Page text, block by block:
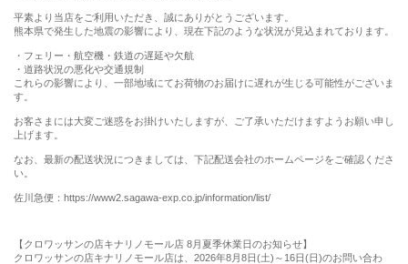
平素より当店をご利用いただき、誠にありがとうございます。
熊本県で発生した地震の影響により、現在下記のような状況が見込まれております。
・フェリー・航空機・鉄道の遅延や欠航
・道路状況の悪化や交通規制
これらの影響により、一部地域にてお荷物のお届けに遅れが生じる可能性がございま
す。
お客さまには大変ご迷惑をお掛けいたしますが、ご了承いただけますようお願い申し
上げます。
なお、最新の配送状況につきましては、下記配送会社のホームページをご確認くださ
い。
佐川急便：https://www2.sagawa-exp.co.jp/information/list/
【クロワッサンの店キナリノモール店 8月夏季休業日のお知らせ】
クロワッサンの店キナリノモール店は、2026年8月8日(土)～16日(日)のお問い合わ